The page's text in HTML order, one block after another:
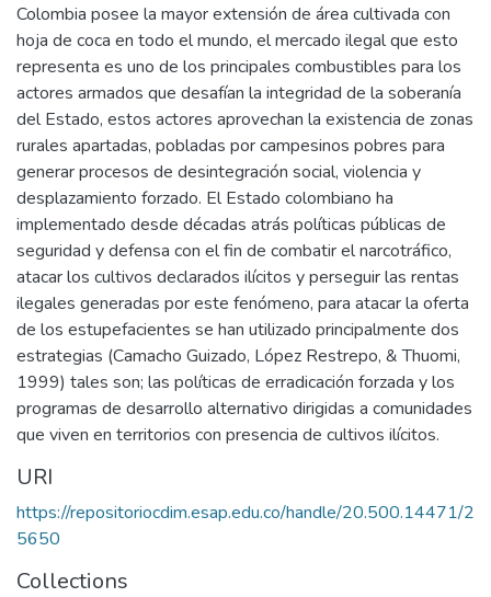
Colombia posee la mayor extensión de área cultivada con
hoja de coca en todo el mundo, el mercado ilegal que esto
representa es uno de los principales combustibles para los
actores armados que desafían la integridad de la soberanía
del Estado, estos actores aprovechan la existencia de zonas
rurales apartadas, pobladas por campesinos pobres para
generar procesos de desintegración social, violencia y
desplazamiento forzado. El Estado colombiano ha
implementado desde décadas atrás políticas públicas de
seguridad y defensa con el fin de combatir el narcotráfico,
atacar los cultivos declarados ilícitos y perseguir las rentas
ilegales generadas por este fenómeno, para atacar la oferta
de los estupefacientes se han utilizado principalmente dos
estrategias (Camacho Guizado, López Restrepo, & Thuomi,
1999) tales son; las políticas de erradicación forzada y los
programas de desarrollo alternativo dirigidas a comunidades
que viven en territorios con presencia de cultivos ilícitos.
URI
https://repositoriocdim.esap.edu.co/handle/20.500.14471/2
5650
Collections